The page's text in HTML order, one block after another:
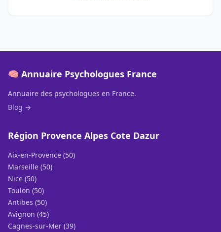
🧠 Annuaire Psychologues France
Annuaire des psychologues en France.
Blog →
Région Provence Alpes Cote Dazur
Aix-en-Provence (50)
Marseille (50)
Nice (50)
Toulon (50)
Antibes (50)
Avignon (45)
Cagnes-sur-Mer (39)